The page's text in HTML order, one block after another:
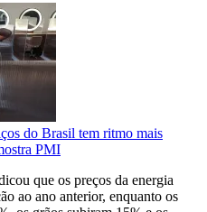
do Brasil tem ritmo mais
PMI
que os preços da energia
ao ano anterior, enquanto os